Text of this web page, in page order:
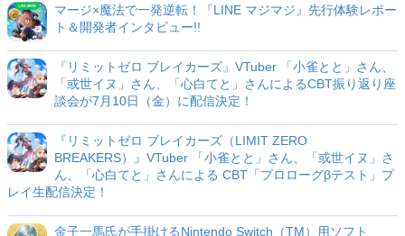
マージ×魔法で一発逆転！『LINE マジマジ』先行体験レポー
ト＆開発者インタビュー!!
『リミットゼロ ブレイカーズ』VTuber 「小雀とと」さん、
「或世イヌ」さん、「心白てと」さんによるCBT振り返り座
談会が7月10日（金）に配信決定！
『リミットゼロ ブレイカーズ（LIMIT ZERO
BREAKERS）』VTuber 「小雀とと」さん、「或世イヌ」さ
ん、「心白てと」さんによる CBT「プロローグβテスト」プ
レイ生配信決定！
金子一馬氏が手掛けるNintendo Switch（TM）用ソフト